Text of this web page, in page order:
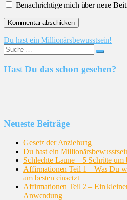
Benachrichtige mich über neue
Beitragsnavigation
Du hast ein Millionärsbewusstsein!
Suche
nach:
Hast Du das schon gesehen?
Neueste Beiträge
Gesetz der Anziehung
Du hast ein
Schlechte Laune – 5 Schritte um
Affirmationen Teil 1 – Was Du
am besten einsetzt
Affirmationen Teil 2 – Ein
Anwendung